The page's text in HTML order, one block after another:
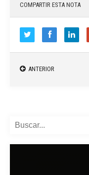
COMPARTIR ESTA NOTA
ANTERIOR